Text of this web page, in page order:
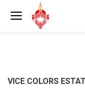
VICE COLORS